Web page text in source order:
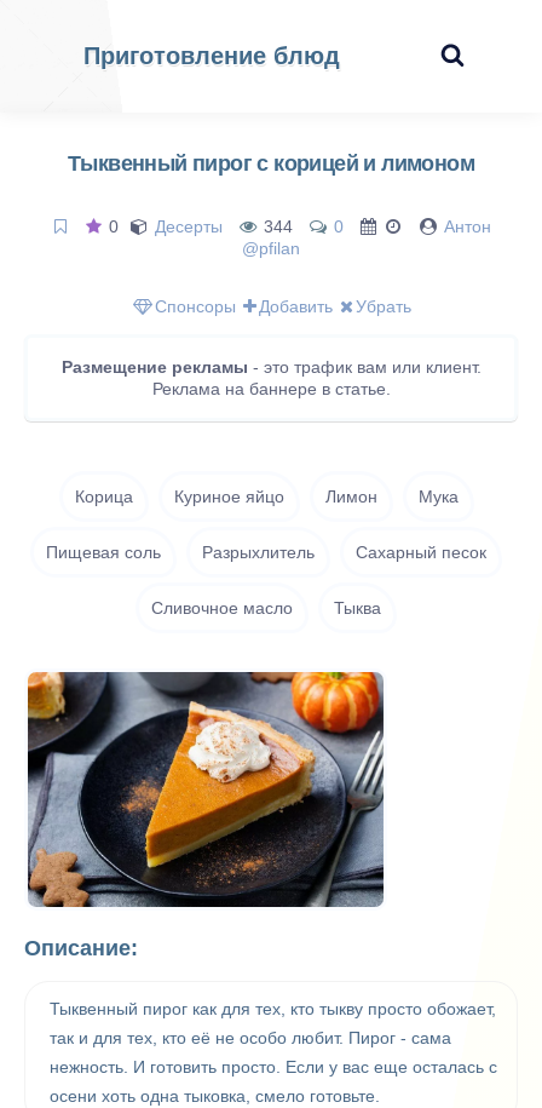
Приготовление блюд
Тыквенный пирог с корицей и лимоном
0 Десерты 344 0
Антон
@pfilan
Спонсоры Добавить Убрать
Размещение рекламы - это трафик вам или клиент.
Реклама на баннере в статье.
Корица Куриное яйцо Лимон Мука
Пищевая соль Разрыхлитель Сахарный песок
Сливочное масло Тыква
Описание:
Тыквенный пирог как для тех, кто тыкву просто обожает,
так и для тех, кто её не особо любит. Пирог - сама
нежность. И готовить просто. Если у вас еще осталась с
осени хоть одна тыковка, смело готовьте.